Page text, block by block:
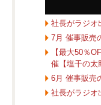
社長がラジオ
7月 催事販売
【最大50％
催【塩干の太
6月 催事販売
社長がラジオ